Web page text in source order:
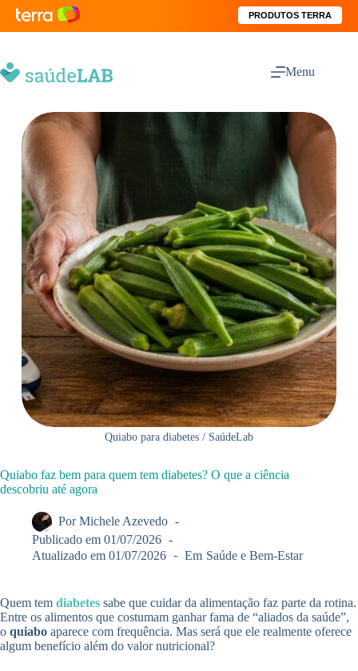
PRODUTOS TERRA
Menu
Quiabo para diabetes / SaúdeLab
Quiabo faz bem para quem tem diabetes? O que a ciência
descobriu até agora
Por Michele Azevedo
Publicado em 01/07/2026
Atualizado em 01/07/2026 Em Saúde e Bem-Estar
Quem tem diabetes sabe que cuidar da alimentação faz parte da rotina.
Entre os alimentos que costumam ganhar fama de “aliados da saúde”,
o quiabo aparece com frequência. Mas será que ele realmente oferece
algum benefício além do valor nutricional?